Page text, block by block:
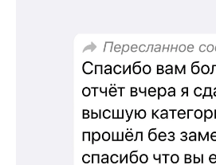
Подготовка документов
Прохождение тестов по клиническим
рекомендациям на портале НМО
Сопровождение первичной
специализированной аккредитации
Категория «под ключ»
Периодическая аккредитация «под ключ»